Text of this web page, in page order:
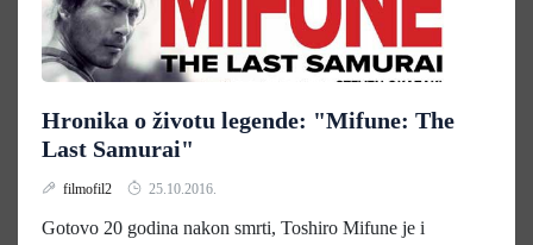
Hronika o životu legende: "Mifune: The
Last Samurai"
filmofil2 25.10.2016.
Gotovo 20 godina nakon smrti, Toshiro Mifune je i